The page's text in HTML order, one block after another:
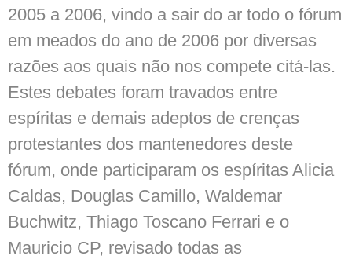
2005 a 2006, vindo a sair do ar todo o fórum
em meados do ano de 2006 por diversas
razões aos quais não nos compete citá-las.
Estes debates foram travados entre
espíritas e demais adeptos de crenças
protestantes dos mantenedores deste
fórum, onde participaram os espíritas Alicia
Caldas, Douglas Camillo, Waldemar
Buchwitz, Thiago Toscano Ferrari e o
Mauricio CP, revisado todas as